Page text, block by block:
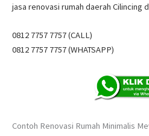
jasa renovasi rumah daerah Cilincing
0812 7757 7757 (CALL)
0812 7757 7757 (WHATSAPP)
Contoh Renovasi Rumah Minimalis